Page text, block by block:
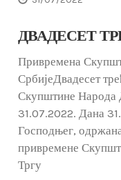
ДВАДЕСЕТ
Привремена
СрбијеДвадесет
Скупштине
31.07.2022. Дана
Господњег,
привремене
Тргу